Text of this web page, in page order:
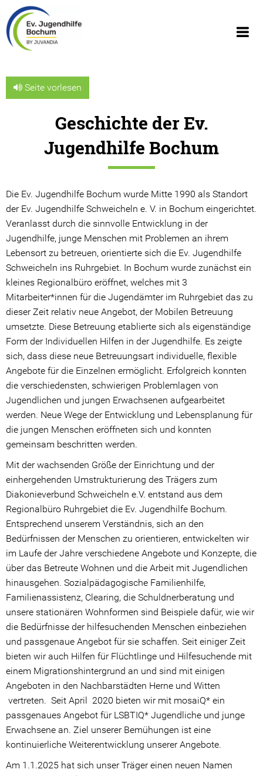
Wir über uns
Organigramm
Geschichte
JUVANDIA - der Diakonieverbund e.V.
Kooperations Gremien
Angebote
Stationäre Angebote
Ambulante Angebote
Beratungsangebote
Prävention
Ansprechpartner*innen
Spenden
Ihre Spende hilft!
Spendenwege
Erfolgreiche Projekte
Kontakt
Lob & Kritik
Ansprechpartner
Kinder & Jugendliche
Erwachsene
Beschwerdeformular
Seite vorlesen
Geschichte der Ev.
Jugendhilfe Bochum
Die Ev. Jugendhilfe Bochum wurde Mitte 1990 als Standort
der Ev. Jugendhilfe Schweicheln e. V. in Bochum eingerichtet.
Veranlasst durch die sinnvolle Entwicklung in der
Jugendhilfe, junge Menschen mit Problemen an ihrem
Lebensort zu betreuen, orientierte sich die Ev. Jugendhilfe
Schweicheln ins Ruhrgebiet. In Bochum wurde zunächst ein
kleines Regionalbüro eröffnet, welches mit 3
Mitarbeiter*innen für die Jugendämter im Ruhrgebiet das zu
dieser Zeit relativ neue Angebot, der Mobilen Betreuung
umsetzte. Diese Betreuung etablierte sich als eigenständige
Form der Individuellen Hilfen in der Jugendhilfe. Es zeigte
sich, dass diese neue Betreuungsart individuelle, flexible
Angebote für die Einzelnen ermöglicht. Erfolgreich konnten
die verschiedensten, schwierigen Problemlagen von
Jugendlichen und jungen Erwachsenen aufgearbeitet
werden. Neue Wege der Entwicklung und Lebensplanung für
die jungen Menschen eröffneten sich und konnten
gemeinsam beschritten werden.
Mit der wachsenden Größe der Einrichtung und der
einhergehenden Umstrukturierung des Trägers zum
Diakonieverbund Schweicheln e.V. entstand aus dem
Regionalbüro Ruhrgebiet die Ev. Jugendhilfe Bochum.
Entsprechend unserem Verständnis, sich an den
Bedürfnissen der Menschen zu orientieren, entwickelten wir
im Laufe der Jahre verschiedene Angebote und Konzepte, die
über das Betreute Wohnen und die Arbeit mit Jugendlichen
hinausgehen. Sozialpädagogische Familienhilfe,
Familienassistenz, Clearing, die Schuldnerberatung und
unsere stationären Wohnformen sind Beispiele dafür, wie wir
die Bedürfnisse der hilfesuchenden Menschen einbeziehen
und passgenaue Angebot für sie schaffen. Seit einiger Zeit
bieten wir auch Hilfen für Flüchtlinge und Hilfesuchende mit
einem Migrationshintergrund an und sind mit einigen
Angeboten in den Nachbarstädten Herne und Witten
vertreten. Seit April 2020 bieten wir mit mosaiQ* ein
passgenaues Angebot für LSBTIQ* Jugendliche und junge
Erwachsene an. Ziel unserer Bemühungen ist eine
kontinuierliche Weiterentwicklung unserer Angebote.
Am 1.1.2025 hat sich unser Träger einen neuen Namen